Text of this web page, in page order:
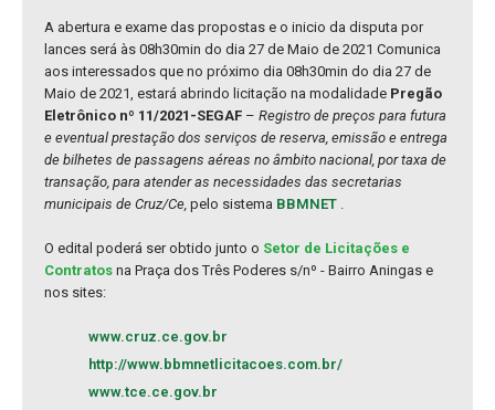
A abertura e exame das propostas e o inicio da disputa por
lances será às 08h30min do dia 27 de Maio de 2021 Comunica
aos interessados que no próximo dia 08h30min do dia 27 de
Maio de 2021, estará abrindo licitação na modalidade Pregão
Eletrônico nº 11/2021-SEGAF – Registro de preços para futura
e eventual prestação dos serviços de reserva, emissão e entrega
de bilhetes de passagens aéreas no âmbito nacional, por taxa de
transação, para atender as necessidades das secretarias
municipais de Cruz/Ce, pelo sistema BBMNET .
O edital poderá ser obtido junto o Setor de Licitações e
Contratos na Praça dos Três Poderes s/nº - Bairro Aningas e
nos sites:
www.cruz.ce.gov.br
http://www.bbmnetlicitacoes.com.br/
www.tce.ce.gov.br